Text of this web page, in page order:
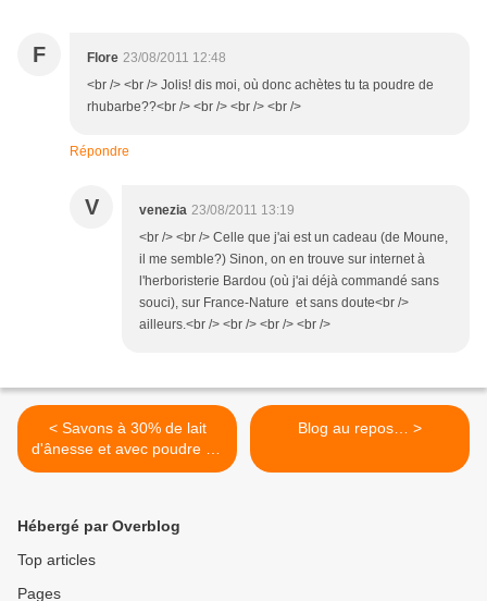
F Flore 23/08/2011 12:48
<br /> <br /> Jolis! dis moi, où donc achètes tu ta poudre de
rhubarbe??<br /> <br /> <br /> <br />
Répondre
V venezia 23/08/2011 13:19
<br /> <br /> Celle que j'ai est un cadeau (de Moune,
il me semble?) Sinon, on en trouve sur internet à
l'herboristerie Bardou (où j'ai déjà commandé sans
souci), sur France-Nature et sans doute<br />
ailleurs.<br /> <br /> <br /> <br />
< Savons à 30% de lait
d'ânesse et avec poudre de
santal
Blog au repos… >
Hébergé par Overblog
Top articles
Pages